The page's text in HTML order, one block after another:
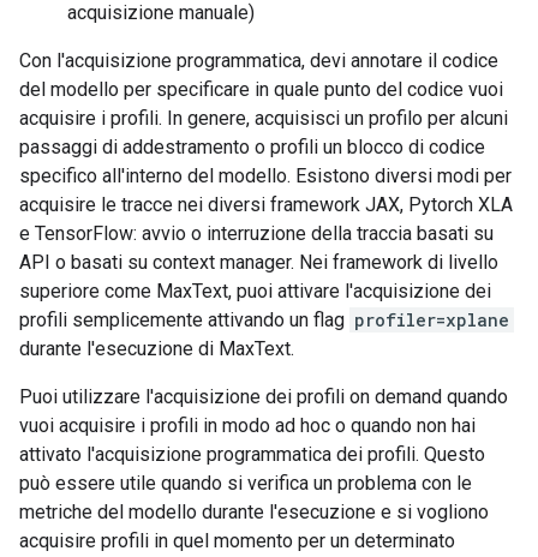
acquisizione manuale)
Con l'acquisizione programmatica, devi annotare il codice
del modello per specificare in quale punto del codice vuoi
acquisire i profili. In genere, acquisisci un profilo per alcuni
passaggi di addestramento o profili un blocco di codice
specifico all'interno del modello. Esistono diversi modi per
acquisire le tracce nei diversi framework JAX, Pytorch XLA
e TensorFlow: avvio o interruzione della traccia basati su
API o basati su context manager. Nei framework di livello
superiore come MaxText, puoi attivare l'acquisizione dei
profili semplicemente attivando un flag profiler=xplane
durante l'esecuzione di MaxText.
Puoi utilizzare l'acquisizione dei profili on demand quando
vuoi acquisire i profili in modo ad hoc o quando non hai
attivato l'acquisizione programmatica dei profili. Questo
può essere utile quando si verifica un problema con le
metriche del modello durante l'esecuzione e si vogliono
acquisire profili in quel momento per un determinato